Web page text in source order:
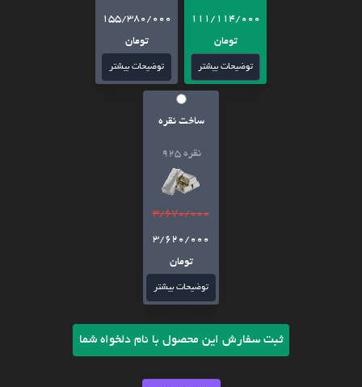
111/114/000
تومان
توضیحات بیشتر
155/380/000
تومان
توضیحات بیشتر
ساخت نقره
نقره 925
3/670/000
3/620/000
تومان
توضیحات بیشتر
ثبت سفارش این محصول با نام دلخواه شما